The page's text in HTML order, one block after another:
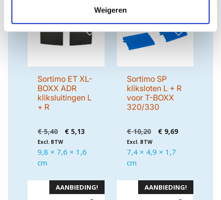
Weigeren
Sortimo ET XL-
BOXX ADR
kliksluitingen L
+ R
€5,40
Oorspronkelijke
was:
€ 5,13
is:
Excl. BTW
9,8 × 7,6 × 1,6
cm
Sortimo SP
kliksloten L + R
voor T-BOXX
320/330
€10,20
Oorspronkelijke
was:
€9,69Huidige
Excl. BTW
7,4 × 4,9 × 1,7
cm
AANBIEDING! AANBIEDING!